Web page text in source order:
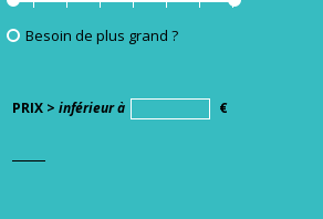
Besoin de plus grand ?
PRIX > inférieur à €